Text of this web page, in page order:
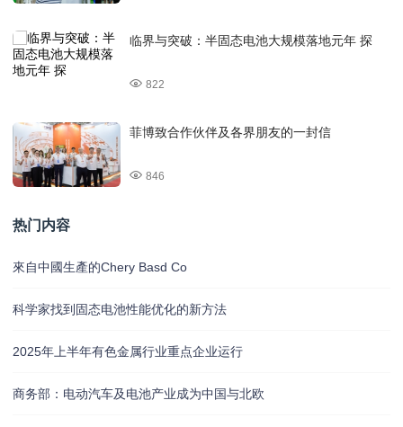
临界与突破：半固态电池大规模落地元年 探
822
菲博致合作伙伴及各界朋友的一封信
846
热门内容
來自中國生產的Chery Basd Co
科学家找到固态电池性能优化的新方法
2025年上半年有色金属行业重点企业运行
商务部：电动汽车及电池产业成为中国与北欧